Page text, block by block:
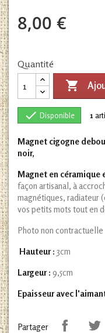
8,00 €
Quantité

 Disponible 1
Magnet cigogne
noir,
Magnet en céramique
façon artisanal, à
magnétiques, radiateur
vos petits mots tout en
Photo non contractuelle
Hauteur : 3cm
Largeur : 9,5cm
Epaisseur avec
Partager